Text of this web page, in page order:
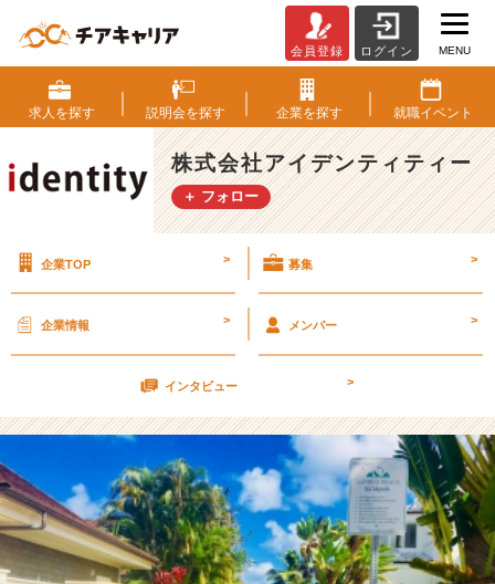
め
の
準
備
を
【株
ア
ン
テ
テ
ィ
ー
の
タ
イ
ム
会員登録 ログイン MENU
求人を探す 説明会を探す 企業を探す 就職イベント
株式会社アイデンティティー
＋ フォロー
企業TOP > 募集 >
企業情報 > メンバー >
インタビュー >